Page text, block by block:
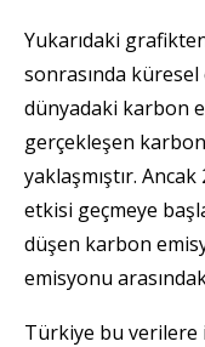
Yukarıdaki grafikten
sonrasında
dünyadaki karbon
gerçekleşen
yaklaşmıştır.
etkisi geçmeye
düşen karbon
emisyonu
Türkiye bu verilere